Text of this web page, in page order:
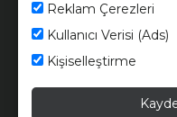
Reklam Çerezleri
Kullanıcı Verisi (Ads)
Kişiselleştirme
© 2026